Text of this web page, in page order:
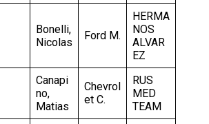
Bonelli,
Nicolas
Ford M.
HERMA
NOS
ALVAR
EZ
Canapi
no,
Matias
Chevrol
et C.
RUS
MED
TEAM